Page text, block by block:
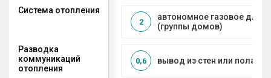
Система отопления
автономное газовое для
(группы домов)
2
Разводка
коммуникаций
отопления
вывод из стен или пола
0,6